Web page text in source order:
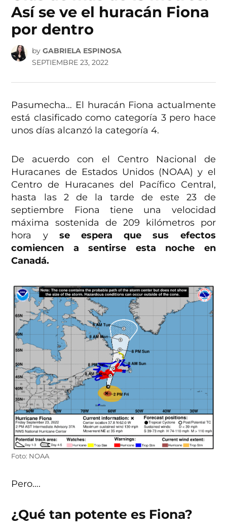
Así se ve el huracán Fiona
por dentro
by GABRIELA ESPINOSA
SEPTIEMBRE 23, 2022
Pasumecha… El huracán Fiona actualmente
está clasificado como categoría 3 pero hace
unos días alcanzó la categoría 4.
De acuerdo con el Centro Nacional de
Huracanes de Estados Unidos (NOAA) y el
Centro de Huracanes del Pacífico Central,
hasta las 2 de la tarde de este 23 de
septiembre Fiona tiene una velocidad
máxima sostenida de 209 kilómetros por
hora y se espera que sus efectos
comiencen a sentirse esta noche en
Canadá.
Foto: NOAA
Pero….
¿Qué tan potente es Fiona?